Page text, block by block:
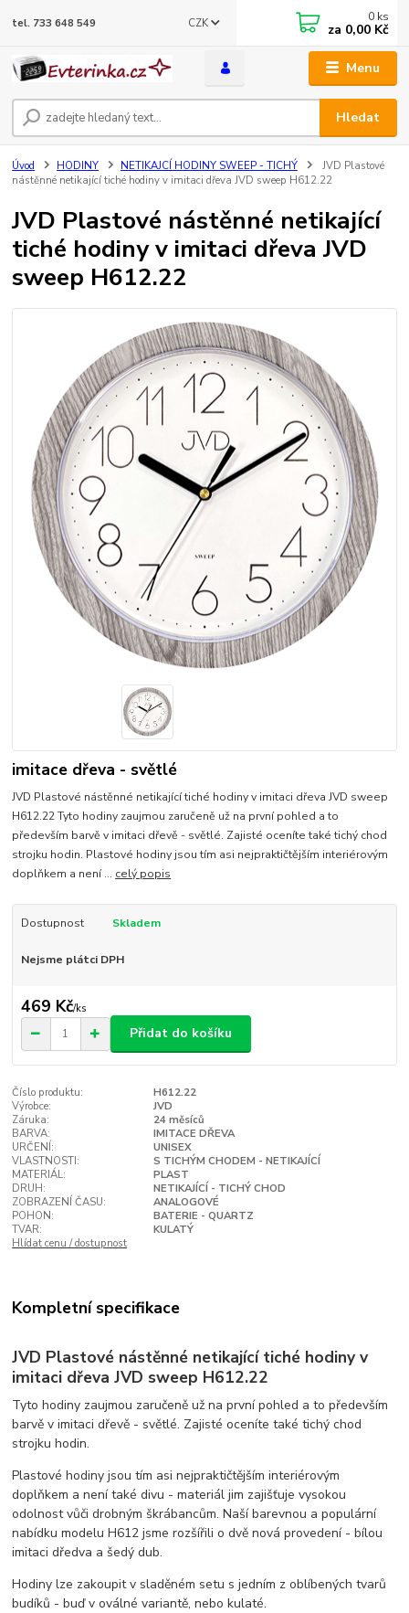
Menu
CZK
Hledat
tel. 733 648 549 0 ks
za 0,00 Kč
Úvod HODINY NETIKAJCÍ HODINY SWEEP - TICHÝ
JVD Plastové
nástěnné netikající tiché hodiny v imitaci dřeva JVD sweep H612.22
JVD Plastové nástěnné netikající
tiché hodiny v imitaci dřeva JVD
sweep H612.22
imitace dřeva - světlé
JVD Plastové nástěnné netikající tiché hodiny v imitaci dřeva JVD sweep
H612.22 Tyto hodiny zaujmou zaručeně už na první pohled a to
především barvě v imitaci dřevě - světlé. Zajisté oceníte také tichý chod
strojku hodin. Plastové hodiny jsou tím asi nejpraktičtějším interiérovým
doplňkem a není ... celý popis
Dostupnost Skladem
Nejsme plátci DPH
469 Kč/ks
Přidat do košíku
Číslo produktu:
H612.22
Výrobce:
JVD
Záruka:
24 měsíců
BARVA:
IMITACE DŘEVA
URČENÍ:
UNISEX
VLASTNOSTI:
S TICHÝM CHODEM - NETIKAJÍCÍ
MATERIÁL:
PLAST
DRUH:
NETIKAJÍCÍ - TICHÝ CHOD
ZOBRAZENÍ ČASU:
ANALOGOVÉ
POHON:
BATERIE - QUARTZ
TVAR:
KULATÝ
Hlídat cenu / dostupnost
Kompletní specifikace
JVD Plastové nástěnné netikající tiché hodiny v
imitaci dřeva JVD sweep H612.22
Tyto hodiny zaujmou zaručeně už na první pohled a to především
barvě v imitaci dřevě - světlé. Zajisté oceníte také tichý chod
strojku hodin.
Plastové hodiny jsou tím asi nejpraktičtějším interiérovým
doplňkem a není také divu - materiál jim zajišťuje vysokou
odolnost vůči drobným škrábancům. Naší barevnou a populární
nabídku modelu H612 jsme rozšířili o dvě nová provedení - bílou
imitaci dředva a šedý dub.
Hodiny lze zakoupit v sladěném setu s jedním z oblíbených tvarů
budíků - buď v oválné variantě, nebo kulaté.